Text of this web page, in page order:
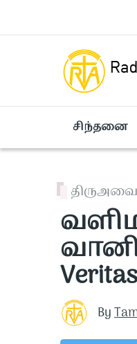
சிந்தனை
திருஅவை
By